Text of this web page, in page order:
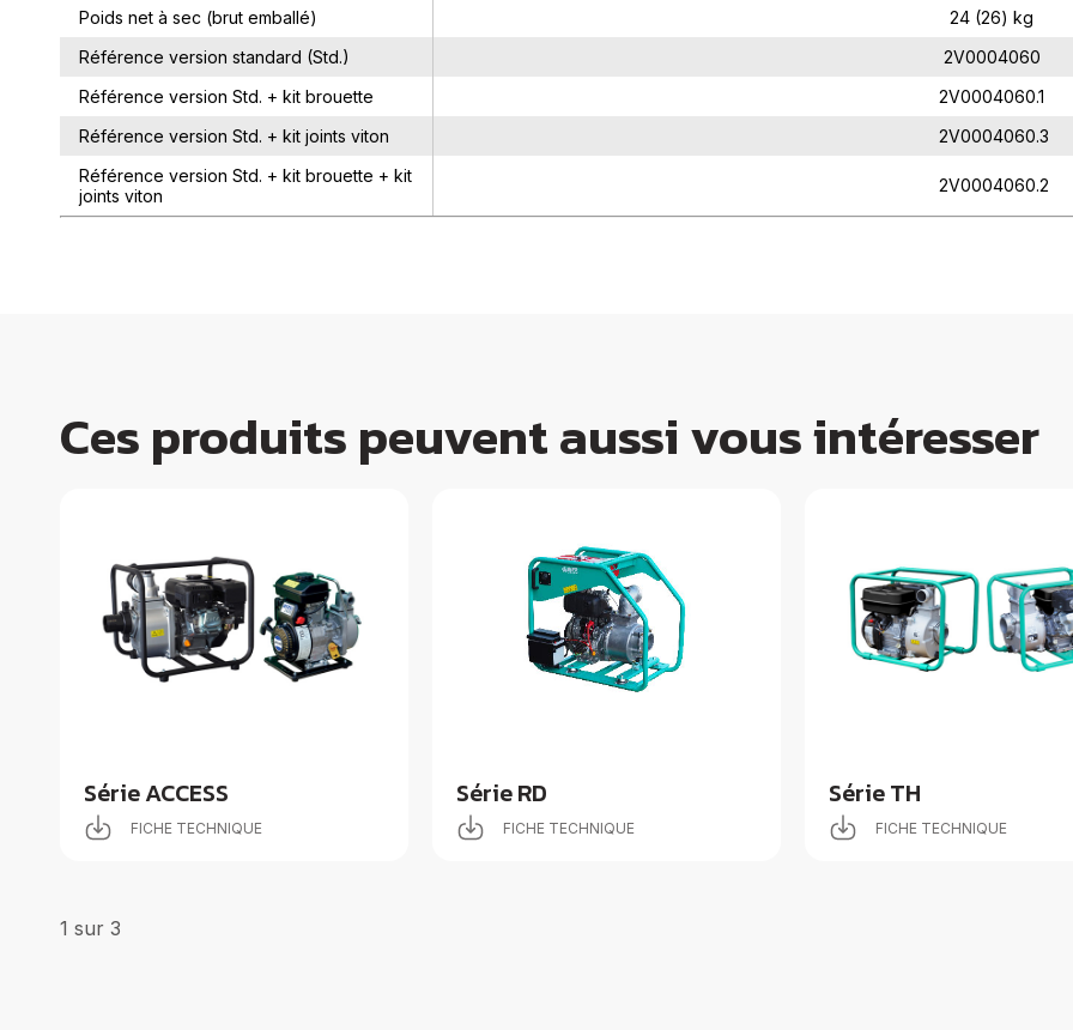
Poids net à sec (brut emballé)
24 (26) kg
Référence version standard (Std.)
2V0004060
Référence version Std. + kit brouette
2V0004060.1
Référence version Std. + kit joints viton
2V0004060.3
Référence version Std. + kit brouette + kit
joints viton
2V0004060.2
Ces produits peuvent aussi vous intéresser
Série ACCESS
FICHE TECHNIQUE
Série RD
FICHE TECHNIQUE
Série TH
FICHE TECHNIQUE
1 sur 3